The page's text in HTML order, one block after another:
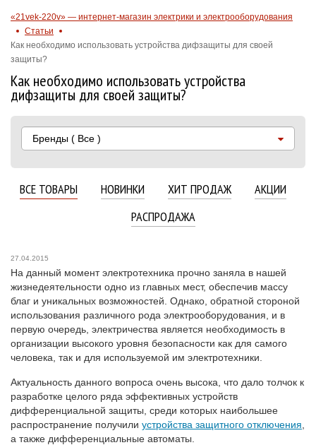
«21vek-220v» — интернет-магазин электрики и электрооборудования
Статьи
Как необходимо использовать устройства дифзащиты для своей
защиты?
Как необходимо использовать устройства
дифзащиты для своей защиты?
Бренды ( Все )
ВСЕ ТОВАРЫ НОВИНКИ ХИТ ПРОДАЖ
АКЦИИ
РАСПРОДАЖА
27.04.2015
На данный момент электротехника прочно заняла в нашей
жизнедеятельности одно из главных мест, обеспечив массу
благ и уникальных возможностей. Однако, обратной стороной
использования различного рода электрооборудования, и в
первую очередь, электричества является необходимость в
организации высокого уровня безопасности как для самого
человека, так и для используемой им электротехники.
Актуальность данного вопроса очень высока, что дало толчок к
разработке целого ряда эффективных устройств
дифференциальной защиты, среди которых наибольшее
распространение получили устройства защитного отключения
а также дифференциальные автоматы.